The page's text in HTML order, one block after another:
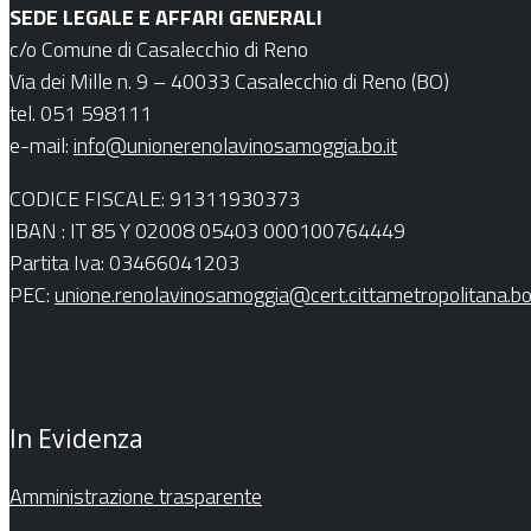
SEDE LEGALE E AFFARI GENERALI
c/o Comune di Casalecchio di Reno
Via dei Mille n. 9 – 40033 Casalecchio di Reno (BO)
tel. 051 598111
e-mail:info@unionerenolavinosamoggia.bo.it
CODICE FISCALE: 91311930373
IBAN : IT 85 Y 02008 05403 000100764449
Partita Iva: 03466041203
PEC:
In Evidenza
Amministrazione trasparente